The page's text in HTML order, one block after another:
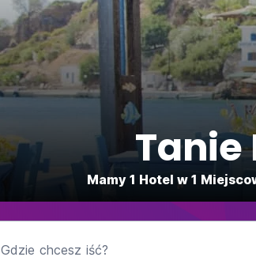
Tanie
Mamy 1 Hotel w 1
Gdzie chcesz iść?